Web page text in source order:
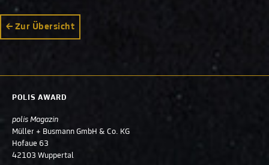
Zur Übersicht
POLIS AWARD
polis Magazin
Müller + Busmann GmbH & Co. KG
Hofaue 63
42103 Wuppertal